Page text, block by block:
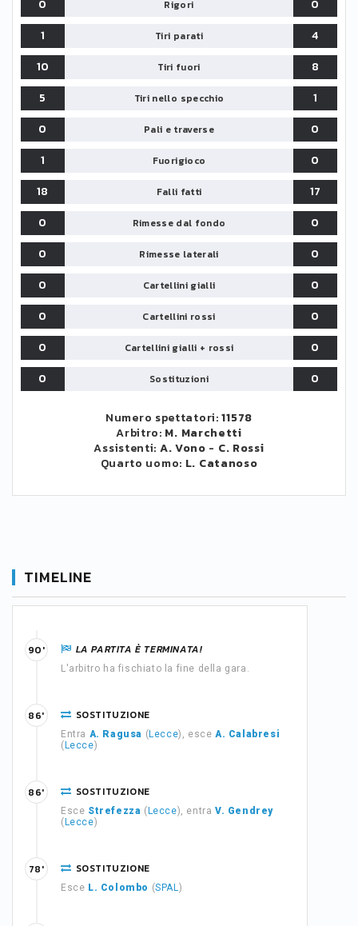
0 Rigori
0
1
Tiri parati
4
10
Tiri fuori
8
5
Tiri nello specchio
1
0
Pali e traverse
0
1
Fuorigioco
0
18
Falli fatti
17
0
Rimesse dal fondo
0
0
Rimesse laterali
0
0
Cartellini gialli
0
0
Cartellini rossi
0
0
Cartellini gialli + rossi
0
0
Sostituzioni 0
Numero spettatori:11578
Arbitro: M. Marchetti
Assistenti: A. Vono - C. Rossi
Quarto uomo: L. Catanoso
TIMELINE
LA PARTITA È TERMINATA!
L'arbitro ha fischiato la fine della gara.
90'
SOSTITUZIONE
Entra A. Ragusa ( Lecce), esceA. Calabresi
( Lecce)
86'
SOSTITUZIONE
Esce Strefezza ( Lecce), entraV. Gendrey
( Lecce)
86'
SOSTITUZIONE
Esce L. Colombo (SPAL)
78'